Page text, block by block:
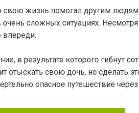
свою жизнь помогал другим
сложных ситуациях.
впереди.
в результате которого гибнут
свою дочь, но сделать
опасное путешествие